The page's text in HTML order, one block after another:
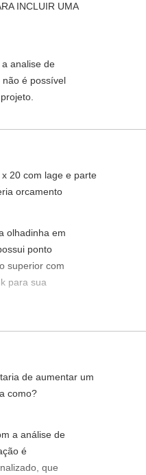
INCLUIR UMA
analise de
não é possível
20 com lage e parte
orcamento
olhadinha em
ponto
superior com
para sua
residencia-
de aumentar um
como?
a análise de
é
que